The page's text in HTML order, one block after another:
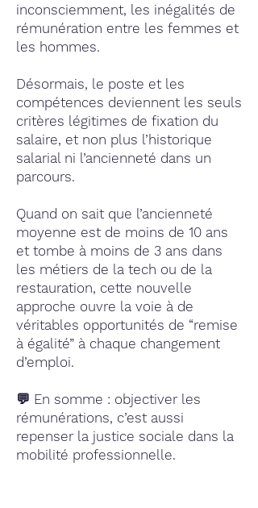
inconsciemment, les inégalités de
rémunération entre les femmes et
les hommes.
Désormais, le poste et les
compétences deviennent les seuls
critères légitimes de fixation du
salaire, et non plus l’historique
salarial ni l’ancienneté dans un
parcours.
Quand on sait que l’ancienneté
moyenne est de moins de 10 ans
et tombe à moins de 3 ans dans
les métiers de la tech ou de la
restauration, cette nouvelle
approche ouvre la voie à de
véritables opportunités de “remise
à égalité” à chaque changement
d’emploi.
💬 En somme : objectiver les
rémunérations, c’est aussi
repenser la justice sociale dans la
mobilité professionnelle.